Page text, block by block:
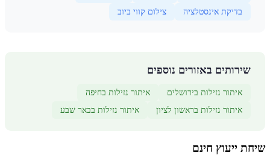
בדיקת אינסטלציה
צילום קווי ביוב
שירותים באזורים נוספים
איתור נזילות בירושלים
איתור נזילות בחיפה
איתור נזילות בראשון לציון
איתור נזילות בבאר שבע
שיחת ייעוץ חינם